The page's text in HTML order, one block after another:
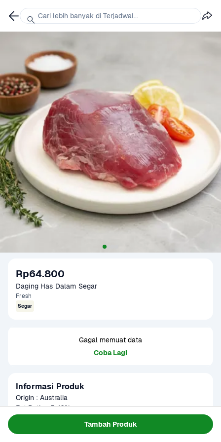
Tambah Produk
Rp64.800
Daging Has Dalam Segar
Fresh
Segar
Gagal memuat data
Coba Lagi
Informasi Produk
Origin : Australia
Fat Ratio : 5-10%
Protein
Cari lebih banyak di Terjadwal...